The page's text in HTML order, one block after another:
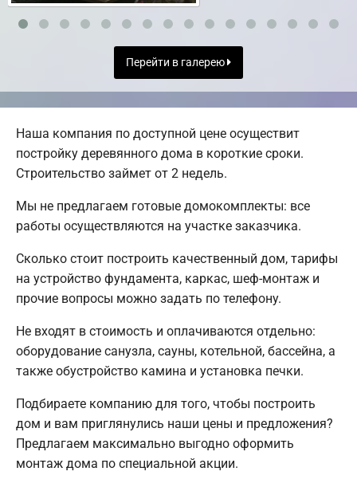
Перейти в галерею
Наша компания по доступной цене осуществит
постройку деревянного дома в короткие сроки.
Строительство займет от 2 недель.
Мы не предлагаем готовые домокомплекты: все
работы осуществляются на участке заказчика.
Сколько стоит построить качественный дом, тарифы
на устройство фундамента, каркас, шеф-монтаж и
прочие вопросы можно задать по телефону.
Не входят в стоимость и оплачиваются отдельно:
оборудование санузла, сауны, котельной, бассейна, а
также обустройство камина и установка печки.
Подбираете компанию для того, чтобы построить
дом и вам приглянулись наши цены и предложения?
Предлагаем максимально выгодно оформить
монтаж дома по специальной акции.